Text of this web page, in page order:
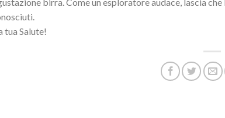
birra. Come un esploratore audace, lascia
tua Salute!